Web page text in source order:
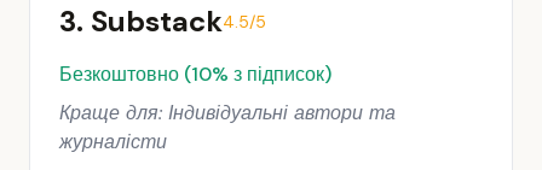
3. Substack4.5/5
Безкоштовно (10% з підписок)
Краще для: Індивідуальні автори та
журналісти